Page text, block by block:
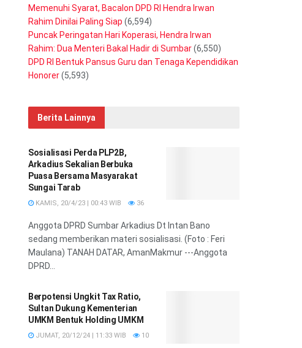
Memenuhi Syarat, Bacalon DPD RI Hendra Irwan
Rahim Dinilai Paling Siap (6,594)
Puncak Peringatan Hari Koperasi, Hendra Irwan
Rahim: Dua Menteri Bakal Hadir di Sumbar(6,550)
DPD RI Bentuk Pansus Guru dan Tenaga Kependidikan
Honorer(5,593)
Berita Lainnya
Sosialisasi Perda PLP2B,
Arkadius Sekalian Berbuka
Puasa Bersama Masyarakat
Sungai Tarab
KAMIS, 20/4/23 | 00:43 WIB 36
Anggota DPRD Sumbar Arkadius Dt Intan Bano
sedang memberikan materi sosialisasi. (Foto : Feri
Maulana) TANAH DATAR, AmanMakmur ---Anggota
DPRD...
Berpotensi Ungkit Tax Ratio,
Sultan Dukung Kementerian
UMKM Bentuk Holding UMKM
JUMAT, 20/12/24 | 11:33 WIB 10